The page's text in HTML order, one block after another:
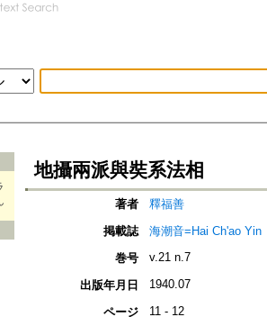
地攝兩派與奘系法相
著者
釋福善
掲載誌
海潮音=Hai Ch'ao Yin
巻号
v.21 n.7
出版年月日 1940.07
ページ 11 - 12